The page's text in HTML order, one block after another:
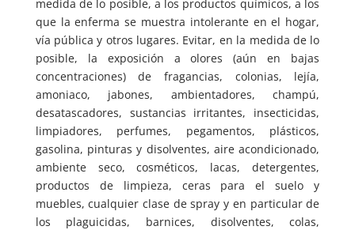
medida de lo posible, a los productos químicos, a los
que la enferma se muestra intolerante en el hogar,
vía pública y otros lugares. Evitar, en la medida de lo
posible, la exposición a olores (aún en bajas
concentraciones) de fragancias, colonias, lejía,
amoniaco, jabones, ambientadores, champú,
desatascadores, sustancias irritantes, insecticidas,
limpiadores, perfumes, pegamentos, plásticos,
gasolina, pinturas y disolventes, aire acondicionado,
ambiente seco, cosméticos, lacas, detergentes,
productos de limpieza, ceras para el suelo y
muebles, cualquier clase de spray y en particular de
los plaguicidas, barnices, disolventes, colas,